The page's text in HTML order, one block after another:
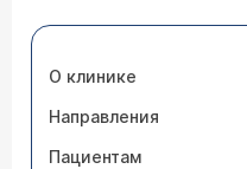
О клинике
Направления
Пациентам